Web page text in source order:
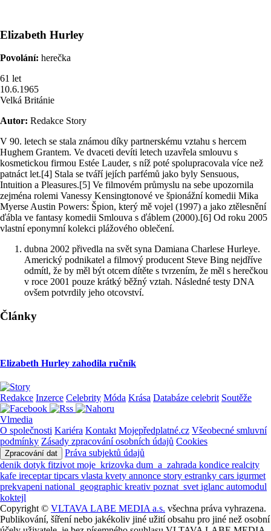
Elizabeth Hurley
Povolání: herečka
61 let
10.6.1965
Velká Británie
Autor: Redakce Story
V 90. letech se stala známou díky partnerskému vztahu s hercem
Hughem Grantem. Ve dvaceti devíti letech uzavřela smlouvu s
kosmetickou firmou Estée Lauder, s níž poté spolupracovala více než
patnáct let.[4] Stala se tváří jejích parfémů jako byly Sensuous,
Intuition a Pleasures.[5] Ve filmovém průmyslu na sebe upozornila
zejména rolemi Vanessy Kensingtonové ve špionážní komedii Mika
Myerse Austin Powers: Špion, který mě vojel (1997) a jako ztělesnění
ďábla ve fantasy komedii Smlouva s ďáblem (2000).[6] Od roku 2005
vlastní eponymní kolekci plážového oblečení.
dubna 2002 přivedla na svět syna Damiana Charlese Hurleye.
Americký podnikatel a filmový producent Steve Bing nejdříve
odmítl, že by měl být otcem dítěte s tvrzením, že měl s herečkou
v roce 2001 pouze krátký běžný vztah. Následné testy DNA
ovšem potvrdily jeho otcovství.
Články
Elizabeth Hurley zahodila ručník
Redakce Inzerce Celebrity Móda Krása Databáze celebrit Soutěže
Vlmedia
O společnosti Kariéra Kontakt Mojepředplatné.cz Všeobecné smluvní
podmínky Zásady zpracování osobních údajů Cookies
Zpracování dat
Práva subjektů údajů
denik dotyk fitzivot moje_krizovka dum_a_zahrada kondice realcity
kafe ireceptartipcars vlasta kvety annonce story estranky cars igurmet
prekvapeni national_geographic kreativ poznat_svet iglanc automodul
koktejl
Copyright © VLTAVA LABE MEDIA a.s. všechna práva vyhrazena.
Publikování, šíření nebo jakékoliv jiné užití obsahu pro jiné než osobní